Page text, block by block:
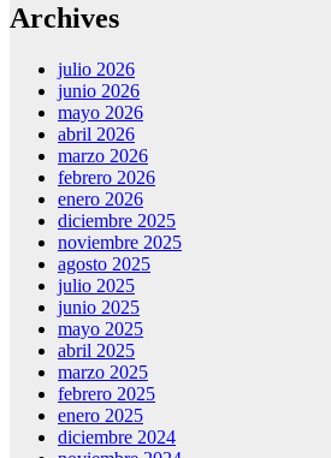
Archives
julio 2026
junio 2026
mayo 2026
abril 2026
marzo 2026
febrero 2026
enero 2026
diciembre 2025
noviembre 2025
agosto 2025
julio 2025
junio 2025
mayo 2025
abril 2025
marzo 2025
febrero 2025
enero 2025
diciembre 2024